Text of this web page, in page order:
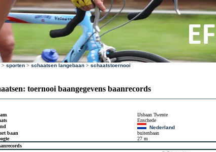
> sporten > schaatsen langebaan > schaatstoernooi
toernooi baangegevens baanrecords
IJsbaan Twente
Enschede
Nederland
baan
buitenbaan
27 m